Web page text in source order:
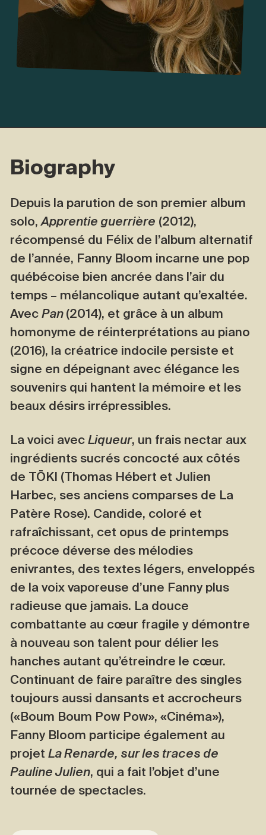
Biography
Depuis la parution de son premier album
solo,Apprentie guerrière (2012),
récompensé du Félix de l’album alternatif
de l’année, Fanny Bloom incarne une pop
québécoise bien ancrée dans l’air du
temps – mélancolique autant qu’exaltée.
AvecPan(2014), et grâce à un album
homonyme de réinterprétations au piano
(2016), la créatrice indocile persiste et
signe en dépeignant avec élégance les
souvenirs qui hantent la mémoire et les
beaux désirs irrépressibles.
La voici avecLiqueur, un frais nectar aux
ingrédients sucrés concocté aux côtés
de TŌKI (Thomas Hébert et Julien
Harbec, ses anciens comparses de La
Patère Rose). Candide, coloré et
rafraîchissant, cet opus de printemps
précoce déverse des mélodies
enivrantes, des textes légers, enveloppés
de la voix vaporeuse d’une Fanny plus
radieuse que jamais. La douce
combattante au cœur fragile y démontre
à nouveau son talent pour délier les
hanches autant qu’étreindre le cœur.
Continuant de faire paraître des singles
toujours aussi dansants et accrocheurs
(«Boum Boum Pow Pow», «Cinéma»),
Fanny Bloom participe également au
projetLa Renarde, sur les traces de
Pauline Julien, qui a fait l’objet d’une
tournée de spectacles.